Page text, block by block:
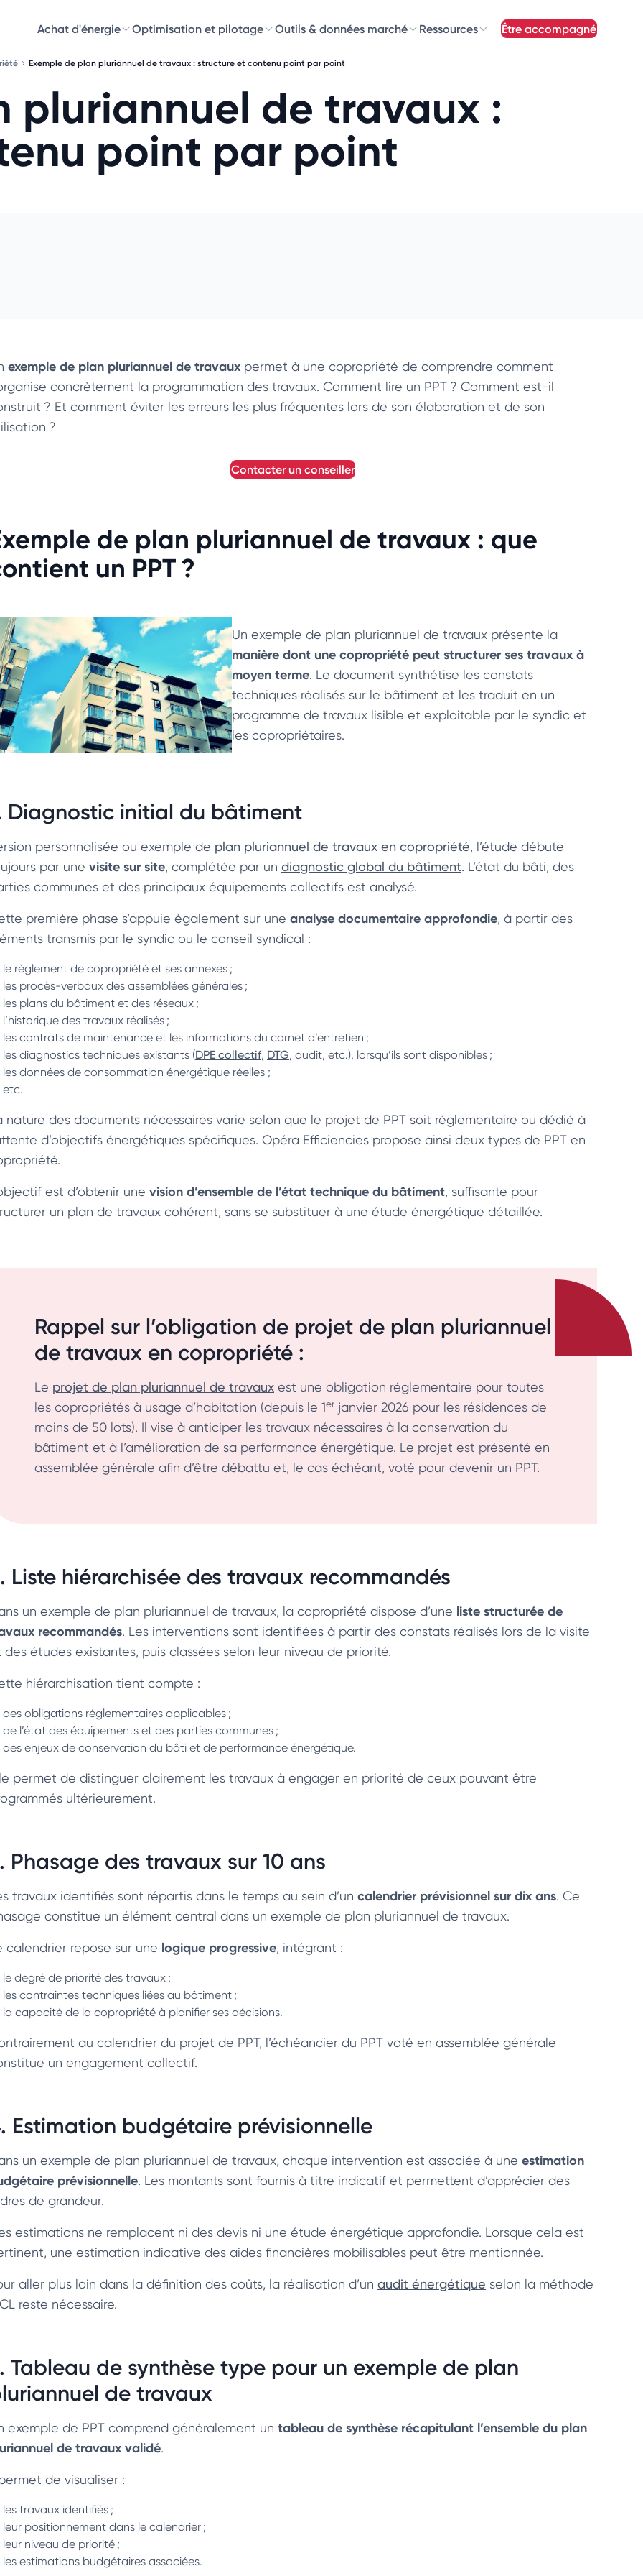
Achat d'énergie Optimisation et pilotage Outils & données marché Ressources être accompagné
Exemple de plan pluriannuel de travaux : structure et contenu point par point
pluriannuel de travaux :
point par point
exemple de plan pluriannuel de travaux permet à une copropriété de comprendre comment
concrètement la programmation des travaux. Comment lire un PPT ? Comment est-il
? Et comment éviter les erreurs les plus fréquentes lors de son élaboration et de son
?
contacter un conseiller
de plan pluriannuel de travaux : que
un PPT ?
Un exemple de plan pluriannuel de travaux présente la
manière dont une copropriété peut structurer ses travaux à
moyen terme. Le document synthétise les constats
techniques réalisés sur le bâtiment et les traduit en un
programme de travaux lisible et exploitable par le syndic et
les copropriétaires.
Diagnostic initial du bâtiment
personnalisée ou exemple de plan pluriannuel de travaux en copropriété, l’étude débute
par une visite sur site, complétée par un diagnostic global du bâtiment. L’état du bâti, des
communes et des principaux équipements collectifs est analysé.
première phase s’appuie également sur une analyse documentaire approfondie, à partir des
transmis par le syndic ou le conseil syndical :
le règlement de copropriété et ses annexes ;
les procès-verbaux des assemblées générales ;
les plans du bâtiment et des réseaux ;
l’historique des travaux réalisés ;
les contrats de maintenance et les informations du carnet d’entretien ;
les diagnostics techniques existants (DPE collectif, DTG, audit, etc.), lorsqu’ils sont disponibles ;
les données de consommation énergétique réelles ;
etc.
nature des documents nécessaires varie selon que le projet de PPT soit réglementaire ou dédié à
d’objectifs énergétiques spécifiques. Opéra Efficiencies propose ainsi deux types de PPT en
est d’obtenir une vision d’ensemble de l’état technique du bâtiment, suffisante pour
un plan de travaux cohérent, sans se substituer à une étude énergétique détaillée.
Rappel sur l’obligation de projet de plan pluriannuel
de travaux en copropriété :
Le projet de plan pluriannuel de travaux est une obligation réglementaire pour toutes
les copropriétés à usage d’habitation (depuis le 1er janvier 2026 pour les résidences de
moins de 50 lots). Il vise à anticiper les travaux nécessaires à la conservation du
bâtiment et à l’amélioration de sa performance énergétique. Le projet est présenté en
assemblée générale afin d’être débattu et, le cas échéant, voté pour devenir un PPT.
Liste hiérarchisée des travaux recommandés
un exemple de plan pluriannuel de travaux, la copropriété dispose d’une liste structurée de
recommandés. Les interventions sont identifiées à partir des constats réalisés lors de la visite
des études existantes, puis classées selon leur niveau de priorité.
hiérarchisation tient compte :
des obligations réglementaires applicables ;
de l’état des équipements et des parties communes ;
des enjeux de conservation du bâti et de performance énergétique.
permet de distinguer clairement les travaux à engager en priorité de ceux pouvant être
ultérieurement.
Phasage des travaux sur 10 ans
travaux identifiés sont répartis dans le temps au sein d’un calendrier prévisionnel sur dix ans. Ce
constitue un élément central dans un exemple de plan pluriannuel de travaux.
calendrier repose sur une logique progressive, intégrant :
le degré de priorité des travaux ;
les contraintes techniques liées au bâtiment ;
la capacité de la copropriété à planifier ses décisions.
au calendrier du projet de PPT, l’échéancier du PPT voté en assemblée générale
un engagement collectif.
Estimation budgétaire prévisionnelle
un exemple de plan pluriannuel de travaux, chaque intervention est associée à une estimation
prévisionnelle. Les montants sont fournis à titre indicatif et permettent d’apprécier des
de grandeur.
estimations ne remplacent ni des devis ni une étude énergétique approfondie. Lorsque cela est
une estimation indicative des aides financières mobilisables peut être mentionnée.
aller plus loin dans la définition des coûts, la réalisation d’un audit énergétique selon la méthode
reste nécessaire.
Tableau de synthèse type pour un exemple de plan
de travaux
exemple de PPT comprend généralement un tableau de synthèse récapitulant l’ensemble du plan
de travaux validé.
de visualiser :
les travaux identifiés ;
leur positionnement dans le calendrier ;
leur niveau de priorité ;
les estimations budgétaires associées.
Découvrez nos
Choisissez les newsletters qui vous intéressent